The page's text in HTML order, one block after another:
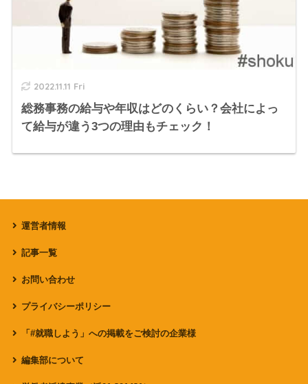
2022.11.11 Fri
総務事務の給与や年収はどのくらい？会社によっ
て給与が違う3つの理由もチェック！
運営者情報
記事一覧
お問い合わせ
プライバシーポリシー
「#就職しよう」への掲載をご検討の企業様
編集部について